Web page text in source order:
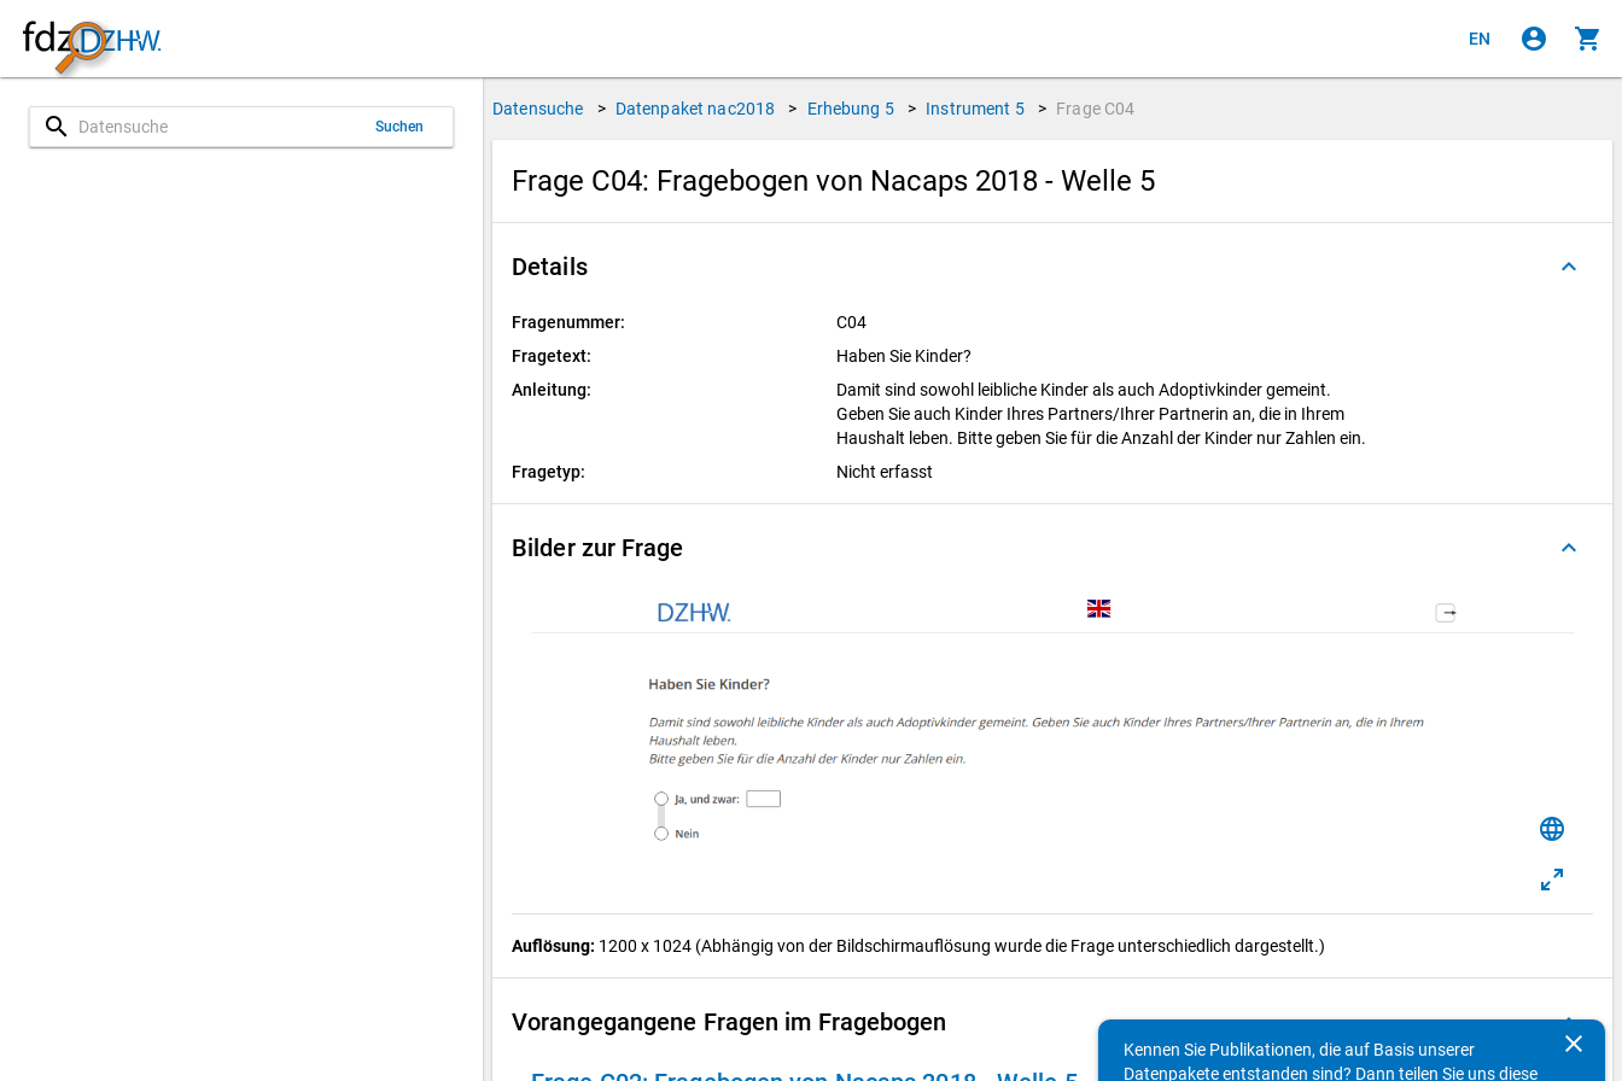
EN account_circle shopping_cart
search Suchen
Datensuche > Datenpaket nac2018 > Erhebung 5 > Instrument 5 > Frage C04
Frage C04: Fragebogen von Nacaps 2018 - Welle 5
Details keyboard_arrow_up
Fragenummer:
C04
Fragetext:
Haben Sie Kinder?
Anleitung:
Damit sind sowohl leibliche Kinder als auch Adoptivkinder gemeint.
Geben Sie auch Kinder Ihres Partners/Ihrer Partnerin an, die in Ihrem
Haushalt leben. Bitte geben Sie für die Anzahl der Kinder nur Zahlen ein.
Fragetyp:
Nicht erfasst
Bilder zur Frage keyboard_arrow_up
language
Auflösung: 1200 x 1024 (Abhängig von der Bildschirmauflösung wurde die Frage unterschiedlich dargestellt.)
Vorangegangene Fragen im Fragebogen keyboard_arrow_up
clear
Kennen Sie Publikationen, die auf Basis unserer
Datenpakete entstanden sind? Dann teilen Sie uns diese